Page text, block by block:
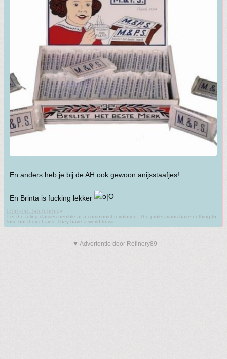
En anders heb je bij de AH ook gewoon anijsstaafjes!
En Brinta is fucking lekker
🇨🇳🇻🇳🇱🇦🇨🇺🇰🇵☭
Let the ruling classes tremble at a communist revolution. The proletarians have nothing to
lose but their chains. They have a world to win.
▼ Advertentie door Refinery89